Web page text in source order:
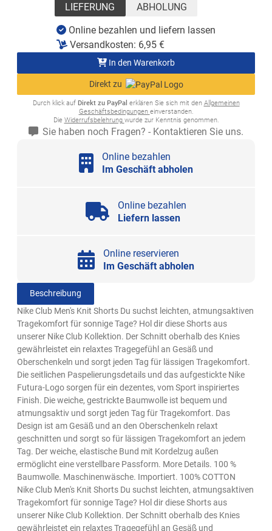
LIEFERUNG ABHOLUNG
Online bezahlen und liefern lassen
Versandkosten: 6,95 €
In den Warenkorb
Direkt zu
Durch klick auf Direkt zu PayPal erklären Sie sich mit den Allgemeinen
Geschäftsbedingungen einverstanden.
Die Widerrufsbelehrung wurde zur Kenntnis genommen.
Sie haben noch Fragen? - Kontaktieren Sie uns.
Online bezahlen
Im Geschäft abholen
Online bezahlen
Liefern lassen
Online reservieren
Im Geschäft abholen
Beschreibung
Nike Club Men's Knit Shorts Du suchst leichten, atmungsaktiven
Tragekomfort für sonnige Tage? Hol dir diese Shorts aus
unserer Nike Club Kollektion. Der Schnitt oberhalb des Knies
gewährleistet ein relaxtes Tragegefühl an Gesäß und
Oberschenkeln und sorgt jeden Tag für lässigen Tragekomfort.
Die seitlichen Paspelierungsdetails und das aufgestickte Nike
Futura-Logo sorgen für ein dezentes, vom Sport inspiriertes
Finish. Die weiche, gestrickte Baumwolle ist bequem und
atmungsaktiv und sorgt jeden Tag für Tragekomfort. Das
Design ist am Gesäß und an den Oberschenkeln relaxt
geschnitten und sorgt so für lässigen Tragekomfort an jedem
Tag. Der weiche, elastische Bund mit Kordelzug außen
ermöglicht eine verstellbare Passform. More Details. 100 %
Baumwolle. Maschinenwäsche. Importiert. 100% COTTON
Nike Club Men's Knit Shorts Du suchst leichten, atmungsaktiven
Tragekomfort für sonnige Tage? Hol dir diese Shorts aus
unserer Nike Club Kollektion. Der Schnitt oberhalb des Knies
gewährleistet ein relaxtes Tragegefühl an Gesäß und